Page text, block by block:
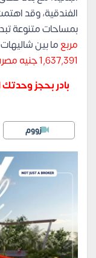
الفندقية، وقد
بمساحات متنوعة
مربعما بين
1,637,391 جنيه مصري
زووم